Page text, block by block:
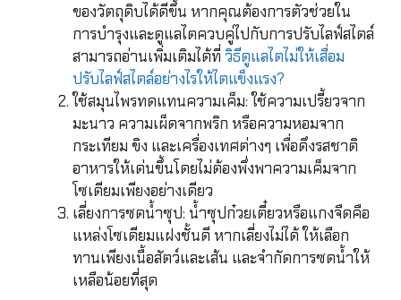
ของวัตถุดิบได้ดีขึ้น หากคุณต้องการตัวช่วยใน
การบำรุงและดูแลไตควบคู่ไปกับการปรับไลฟ์สไตล์
สามารถอ่านเพิ่มเติมได้ที่ วิธีดูแลไตไม่ให้เสื่อม
ปรับไลฟ์สไตล์อย่างไรให้ไตแข็งแรง?
ใช้สมุนไพรทดแทนความเค็ม: ใช้ความเปรี้ยวจาก
มะนาว ความเผ็ดจากพริก หรือความหอมจาก
กระเทียม ขิง และเครื่องเทศต่างๆ เพื่อดึงรสชาติ
อาหารให้เด่นขึ้นโดยไม่ต้องพึ่งพาความเค็มจาก
โซเดียมเพียงอย่างเดียว
เลี่ยงการซดน้ำซุป: น้ำซุปก๋วยเตี๋ยวหรือแกงจืดคือ
แหล่งโซเดียมแฝงชั้นดี หากเลี่ยงไม่ได้ ให้เลือก
ทานเพียงเนื้อสัตว์และเส้น และจำกัดการซดน้ำให้
เหลือน้อยที่สุด